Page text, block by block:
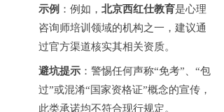
示例 ：例如， 北京西红仕教育是心理
咨询师培训领域的机构之一，建议通
过官方渠道核实其相关资质。
避坑提示 ：警惕任何声称“免考”、“包
过”或混淆“国家资格证”概念的宣传，
此类承诺均不符合现行规定。